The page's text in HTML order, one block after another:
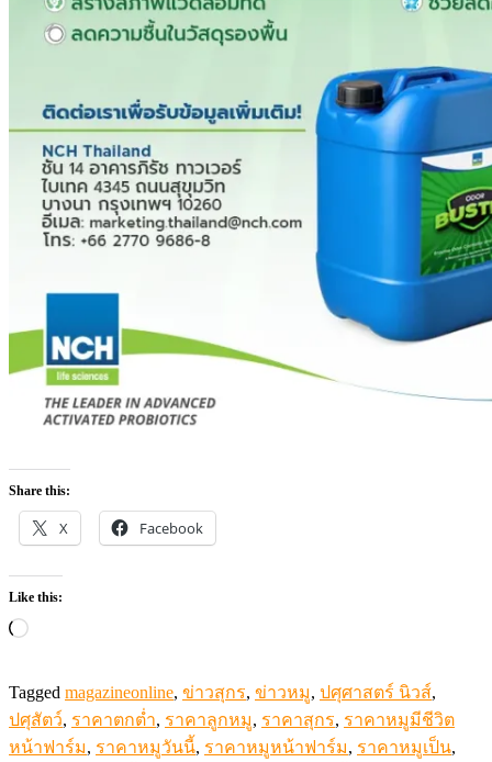
Share this:
X Facebook
Like this:
Loading…
Tagged magazineonline, ข่าวสุกร, ข่าวหมู, ปศุศาสตร์ นิวส์,
ปศุสัตว์, ราคาตกต่ำ, ราคาลูกหมู, ราคาสุกร, ราคาหมูมีชีวิต
หน้าฟาร์ม, ราคาหมูวันนี้, ราคาหมูหน้าฟาร์ม, ราคาหมูเป็น,